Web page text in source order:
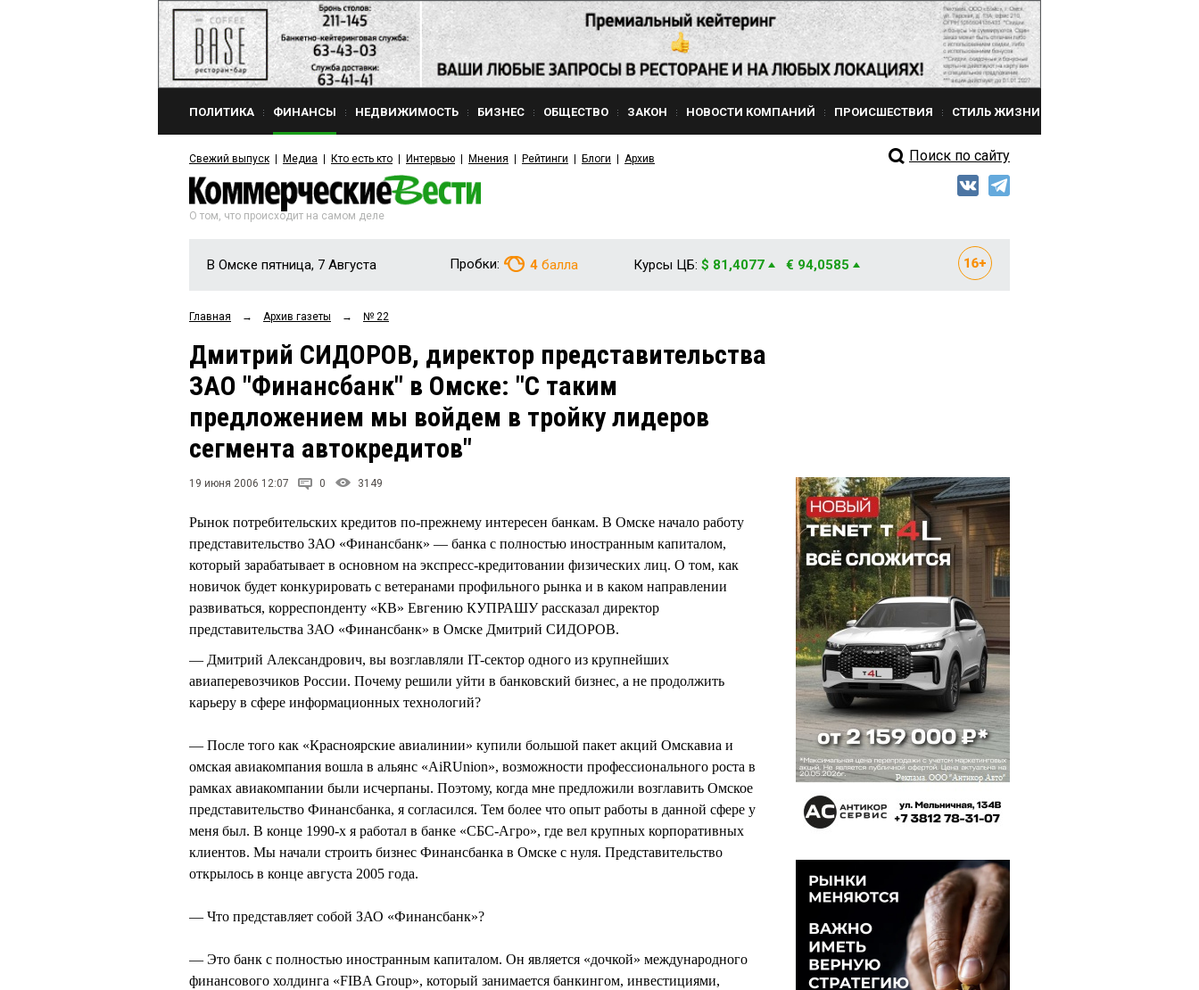
ПОЛИТИКА ФИНАНСЫ НЕДВИЖИМОСТЬ БИЗНЕС ОБЩЕСТВО ЗАКОН НОВОСТИ КОМПАНИЙ ПРОИСШЕСТВИЯ СТИЛЬ ЖИЗНИ
Свежий выпуск Медиа Кто есть кто Интервью Мнения Рейтинги Блоги Архив Поиск по сайту
О том, что происходит на самом деле
В Омске пятница, 7 Августа Пробки: 4 балла Курсы ЦБ: $ 81,4077 € 94,0585
Главная → Архив газеты → № 22
Дмитрий СИДОРОВ, директор представительства
ЗАО "Финансбанк" в Омске: "С таким
предложением мы войдем в тройку лидеров
сегмента автокредитов"
19 июня 2006 12:07 0 3149
Рынок потребительских кредитов по-прежнему интересен банкам. В Омске начало работу
представительство ЗАО «Финансбанк» — банка с полностью иностранным капиталом,
который зарабатывает в основном на экспресс-кредитовании физических лиц. О том, как
новичок будет конкурировать с ветеранами профильного рынка и в каком направлении
развиваться, корреспонденту «КВ» Евгению КУПРАШУ рассказал директор
представительства ЗАО «Финансбанк» в Омске Дмитрий СИДОРОВ.
— Дмитрий Александрович, вы возглавляли IT-сектор одного из крупнейших
авиаперевозчиков России. Почему решили уйти в банковский бизнес, а не продолжить
карьеру в сфере информационных технологий?
— После того как «Красноярские авиалинии» купили большой пакет акций Омскавиа и
омская авиакомпания вошла в альянс «AiRUnion», возможности профессионального роста в
рамках авиакомпании были исчерпаны. Поэтому, когда мне предложили возглавить Омское
представительство Финансбанка, я согласился. Тем более что опыт работы в данной сфере у
меня был. В конце 1990-х я работал в банке «СБС-Агро», где вел крупных корпоративных
клиентов. Мы начали строить бизнес Финансбанка в Омске с нуля. Представительство
открылось в конце августа 2005 года.
— Что представляет собой ЗАО «Финансбанк»?
— Это банк с полностью иностранным капиталом. Он является «дочкой» международного
финансового холдинга «FIBA Group», который занимается банкингом, инвестициями,